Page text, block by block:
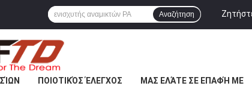
Αναζήτηση
ΠΟΙΟΤΙΚΌΣ ΈΛΕΓΧΟΣ ΜΑΣ ΕΛΆΤΕ ΣΕ ΕΠΑΦΉ ΜΕ